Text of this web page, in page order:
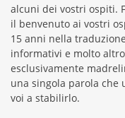
alcuni dei vostri ospiti.
il benvenuto ai vostri
15 anni nella
informativi e molto
esclusivamente
una singola parola che
voi a stabilirlo.